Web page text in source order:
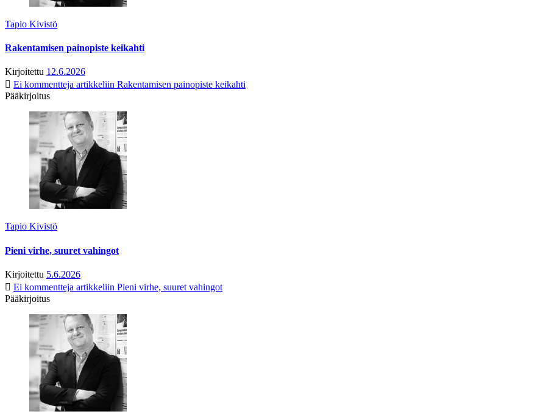
Tapio Kivistö
Rakentamisen painopiste keikahti
Kirjoitettu 12.6.2026
Ei kommentteja artikkeliin Rakentamisen painopiste keikahti
Pääkirjoitus
Tapio Kivistö
Pieni virhe, suuret vahingot
Kirjoitettu 5.6.2026
Ei kommentteja artikkeliin Pieni virhe, suuret vahingot
Pääkirjoitus